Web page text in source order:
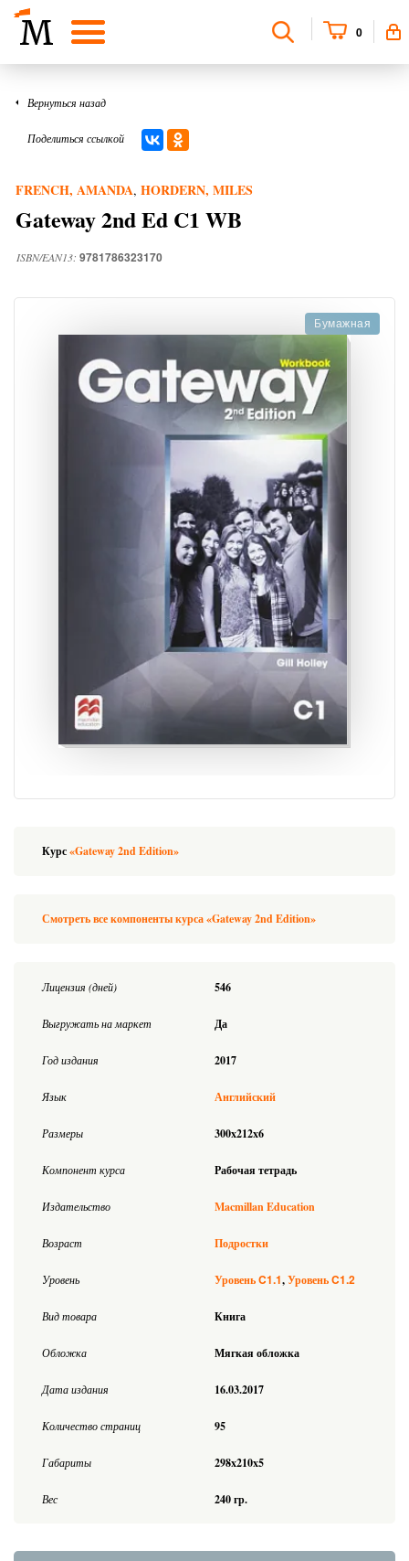
0
Вернуться назад
Поделиться ссылкой
FRENCH, AMANDA, HORDERN, MILES
Gateway 2nd Ed C1 WB
ISBN/EAN13: 9781786323170
Бумажная
Курс«Gateway 2nd Edition»
Смотреть все компоненты курса «Gateway 2nd Edition»
Лицензия (дней) 546
Выгружать на маркет Да
Год издания 2017
Язык Английский
Размеры 300x212x6
Компонент курса Рабочая тетрадь
Издательство Macmillan Education
Возраст Подростки
Уровень УровеньC1.1 УровеньC1.2
Вид товара Книга
Обложка Мягкая обложка
Дата издания 16.03.2017
Количество страниц 95
Габариты 298x210x5
Вес 240 гр.